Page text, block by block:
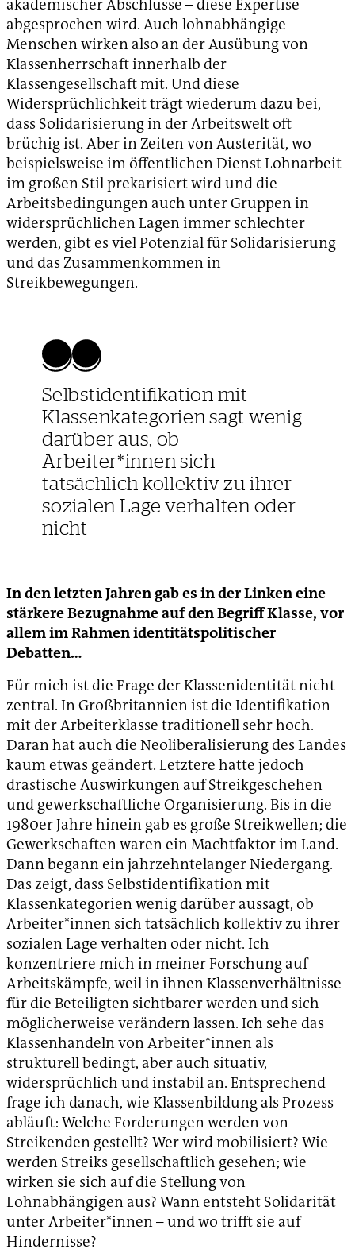
akademischer Abschlüsse – diese Expertise
abgesprochen wird. Auch lohnabhängige
Menschen wirken also an der Ausübung von
Klassenherrschaft innerhalb der
Klassengesellschaft mit. Und diese
Widersprüchlichkeit trägt wiederum dazu bei,
dass Solidarisierung in der Arbeitswelt oft
brüchig ist. Aber in Zeiten von Austerität, wo
beispielsweise im öffentlichen Dienst Lohnarbeit
im großen Stil prekarisiert wird und die
Arbeitsbedingungen auch unter Gruppen in
widersprüchlichen Lagen immer schlechter
werden, gibt es viel Potenzial für Solidarisierung
und das Zusammenkommen in
Streikbewegungen.
Selbstidentifikation mit
Klassenkategorien sagt wenig
darüber aus, ob
Arbeiter*innen sich
tatsächlich kollektiv zu ihrer
sozialen Lage verhalten oder
nicht
In den letzten Jahren gab es in der Linken eine
stärkere Bezugnahme auf den Begriff Klasse, vor
allem im Rahmen identitätspolitischer
Debatten…
Für mich ist die Frage der Klassenidentität nicht
zentral. In Großbritannien ist die Identifikation
mit der Arbeiterklasse traditionell sehr hoch.
Daran hat auch die Neoliberalisierung des Landes
kaum etwas geändert. Letztere hatte jedoch
drastische Auswirkungen auf Streikgeschehen
und gewerkschaftliche Organisierung. Bis in die
1980er Jahre hinein gab es große Streikwellen; die
Gewerkschaften waren ein Machtfaktor im Land.
Dann begann ein jahrzehntelanger Niedergang.
Das zeigt, dass Selbstidentifikation mit
Klassenkategorien wenig darüber aussagt, ob
Arbeiter*innen sich tatsächlich kollektiv zu ihrer
sozialen Lage verhalten oder nicht. Ich
konzentriere mich in meiner Forschung auf
Arbeitskämpfe, weil in ihnen Klassenverhältnisse
für die Beteiligten sichtbarer werden und sich
möglicherweise verändern lassen. Ich sehe das
Klassenhandeln von Arbeiter*innen als
strukturell bedingt, aber auch situativ,
widersprüchlich und instabil an. Entsprechend
frage ich danach, wie Klassenbildung als Prozess
abläuft: Welche Forderungen werden von
Streikenden gestellt? Wer wird mobilisiert? Wie
werden Streiks gesellschaftlich gesehen; wie
wirken sie sich auf die Stellung von
Lohnabhängigen aus? Wann entsteht Solidarität
unter Arbeiter*innen – und wo trifft sie auf
Hindernisse?